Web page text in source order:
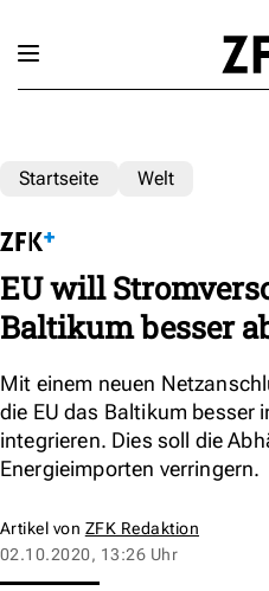
Startseite Welt
EU will
Baltikum besser
Mit einem neuen
die EU das Baltikum besser
integrieren. Dies soll die
Energieimporten verringern.
Artikel von ZFK Redaktion
02.10.2020, 13:26 Uhr